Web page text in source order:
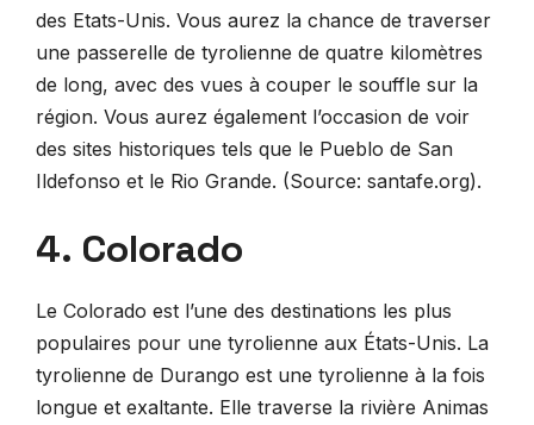
des Etats-Unis. Vous aurez la chance de traverser
une passerelle de tyrolienne de quatre kilomètres
de long, avec des vues à couper le souffle sur la
région. Vous aurez également l’occasion de voir
des sites historiques tels que le Pueblo de San
Ildefonso et le Rio Grande. (Source: santafe.org).
4. Colorado
Le Colorado est l’une des destinations les plus
populaires pour une tyrolienne aux États-Unis. La
tyrolienne de Durango est une tyrolienne à la fois
longue et exaltante. Elle traverse la rivière Animas